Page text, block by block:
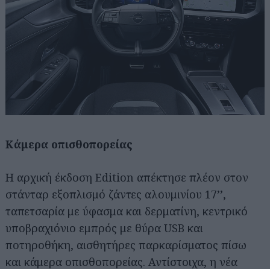
Κάμερα οπισθοπορείας
Η αρχική έκδοση Edition απέκτησε πλέον στον
στάνταρ εξοπλισμό ζάντες αλουμινίου 17’’,
ταπετσαρία με ύφασμα και δερματίνη, κεντρικό
υποβραχιόνιο εμπρός με θύρα USB και
ποτηροθήκη, αισθητήρες παρκαρίσματος πίσω
και κάμερα οπισθοπορείας. Αντίστοιχα, η νέα